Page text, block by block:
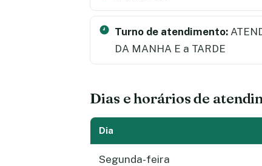
Turno de atendimento:
DA MANHA E a TARDE
Dias e horários de
Dia
Segunda-feira